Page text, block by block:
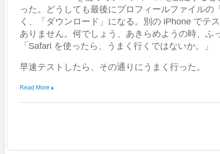
定
Safari
使
う
は
った。どうしても最後にプロフィールファイルの
く、「ダウンロード」になる。別の iPhone でテ
ありません。何でしょう、あきらめようの時、ふ
「Safari を使ったら、うまく行くではないか。」
早速テストしたら、その通りにうまく行った。
Read More